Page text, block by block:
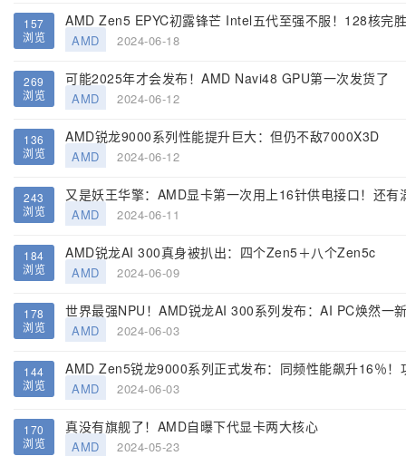
157
浏览
AMD Zen5 EPYC初露锋芒 Intel五代至强不服！128核完
AMD 2024-06-18
269
浏览
可能2025年才会发布！AMD Navi48 GPU第一次发货了
AMD 2024-06-12
136
浏览
AMD锐龙9000系列性能提升巨大：但仍不敌7000X3D
AMD 2024-06-12
243
浏览
又是妖王华擎：AMD显卡第一次用上16针供电接口！还有
AMD 2024-06-11
184
浏览
AMD锐龙AI 300真身被扒出：四个Zen5＋八个Zen5c
AMD 2024-06-09
178
浏览
世界最强NPU！AMD锐龙AI 300系列发布：AI PC焕然一
AMD 2024-06-03
144
浏览
AMD Zen5锐龙9000系列正式发布：同频性能飙升16％！
AMD 2024-06-03
170
浏览
真没有旗舰了！AMD自曝下代显卡两大核心
AMD 2024-05-23